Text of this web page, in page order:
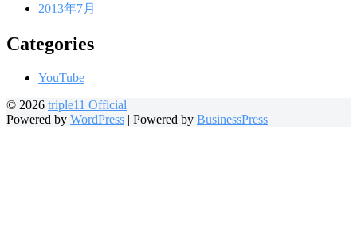
2013年7月
Categories
YouTube
© 2026 triple11 Official
Powered by WordPress | Powered by BusinessPress